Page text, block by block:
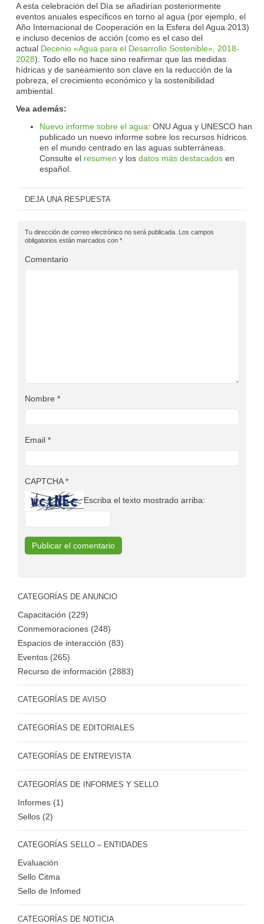
A esta celebración del Día se añadirían posteriormente
eventos anuales específicos en torno al agua (por ejemplo, el
Año Internacional de Cooperación en la Esfera del Agua 2013)
e incluso decenios de acción (como es el caso del
actual Decenio «Agua para el Desarrollo Sostenible», 2018-
2028). Todo ello no hace sino reafirmar que las medidas
hídricas y de saneamiento son clave en la reducción de la
pobreza, el crecimiento económico y la sostenibilidad
ambiental.
Vea además:
Nuevo informe sobre el agua: ONU Agua y UNESCO han
publicado un nuevo informe sobre los recursos hídricos
en el mundo centrado en las aguas subterráneas.
Consulte el resumen y los datos más destacados en
español.
DEJA UNA RESPUESTA
Tu dirección de correo electrónico no será publicada. Los campos
obligatorios están marcados con *
Comentario
Nombre *
Email *
CAPTCHA*
Escriba el texto mostrado arriba:
CATEGORÍAS DE ANUNCIO
Capacitación (229)
Conmemoraciones (248)
Espacios de interacción (83)
Eventos (265)
Recurso de información (2883)
CATEGORÍAS DE AVISO
CATEGORÍAS DE EDITORIALES
CATEGORÍAS DE ENTREVISTA
CATEGORÍAS DE INFORMES Y SELLO
Informes (1)
Sellos (2)
CATEGORÍAS SELLO – ENTIDADES
Evaluación
Sello Citma
Sello de Infomed
CATEGORÍAS DE NOTICIA